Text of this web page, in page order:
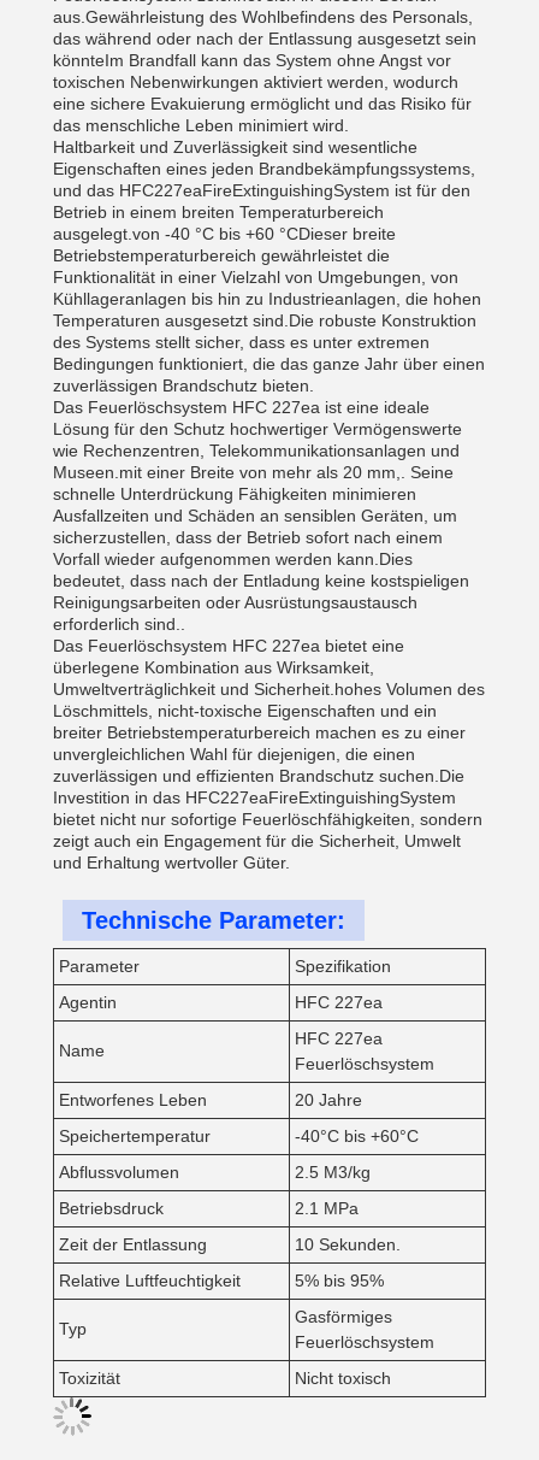
aus.Gewährleistung des Wohlbefindens des Personals,
das während oder nach der Entlassung ausgesetzt sein
könnteIm Brandfall kann das System ohne Angst vor
toxischen Nebenwirkungen aktiviert werden, wodurch
eine sichere Evakuierung ermöglicht und das Risiko für
das menschliche Leben minimiert wird.
Haltbarkeit und Zuverlässigkeit sind wesentliche
Eigenschaften eines jeden Brandbekämpfungssystems,
und das HFC227eaFireExtinguishingSystem ist für den
Betrieb in einem breiten Temperaturbereich
ausgelegt.von -40 °C bis +60 °CDieser breite
Betriebstemperaturbereich gewährleistet die
Funktionalität in einer Vielzahl von Umgebungen, von
Kühllageranlagen bis hin zu Industrieanlagen, die hohen
Temperaturen ausgesetzt sind.Die robuste Konstruktion
des Systems stellt sicher, dass es unter extremen
Bedingungen funktioniert, die das ganze Jahr über einen
zuverlässigen Brandschutz bieten.
Das Feuerlöschsystem HFC 227ea ist eine ideale
Lösung für den Schutz hochwertiger Vermögenswerte
wie Rechenzentren, Telekommunikationsanlagen und
Museen.mit einer Breite von mehr als 20 mm,. Seine
schnelle Unterdrückung Fähigkeiten minimieren
Ausfallzeiten und Schäden an sensiblen Geräten, um
sicherzustellen, dass der Betrieb sofort nach einem
Vorfall wieder aufgenommen werden kann.Dies
bedeutet, dass nach der Entladung keine kostspieligen
Reinigungsarbeiten oder Ausrüstungsaustausch
erforderlich sind..
Das Feuerlöschsystem HFC 227ea bietet eine
überlegene Kombination aus Wirksamkeit,
Umweltverträglichkeit und Sicherheit.hohes Volumen des
Löschmittels, nicht-toxische Eigenschaften und ein
breiter Betriebstemperaturbereich machen es zu einer
unvergleichlichen Wahl für diejenigen, die einen
zuverlässigen und effizienten Brandschutz suchen.Die
Investition in das HFC227eaFireExtinguishingSystem
bietet nicht nur sofortige Feuerlöschfähigkeiten, sondern
zeigt auch ein Engagement für die Sicherheit, Umwelt
und Erhaltung wertvoller Güter.
Technische Parameter:
Parameter
Spezifikation
Agentin
HFC 227ea
Name
HFC 227ea
Feuerlöschsystem
Entworfenes Leben
20 Jahre
Speichertemperatur
-40°C bis +60°C
Abflussvolumen
2.5 M3/kg
Betriebsdruck
2.1 MPa
Zeit der Entlassung
10 Sekunden.
Relative Luftfeuchtigkeit
5% bis 95%
Typ
Gasförmiges
Feuerlöschsystem
Toxizität
Nicht toxisch